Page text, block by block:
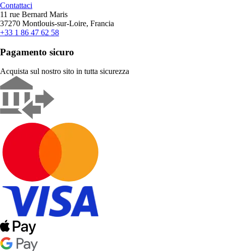
Contattaci
11 rue Bernard Maris
37270 Montlouis-sur-Loire, Francia
+33 1 86 47 62 58
Pagamento sicuro
Acquista sul nostro sito in tutta sicurezza